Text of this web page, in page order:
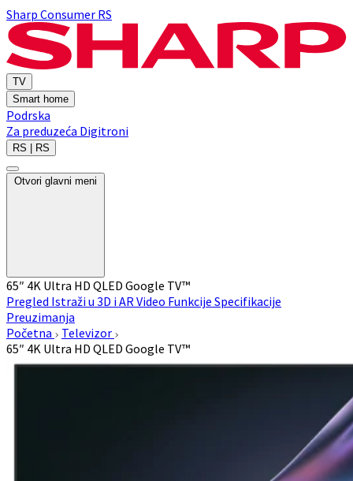
Sharp Consumer RS
TV
Smart home
Podrska
Za preduzeća Digitroni
RS | RS
Otvori glavni meni
65″ 4K Ultra HD QLED Google TV™
Pregled Istraži u 3D i ARVideo Funkcije Specifikacije
Preuzimanja
Početna
Televizor
65″ 4K Ultra HD QLED Google TV™